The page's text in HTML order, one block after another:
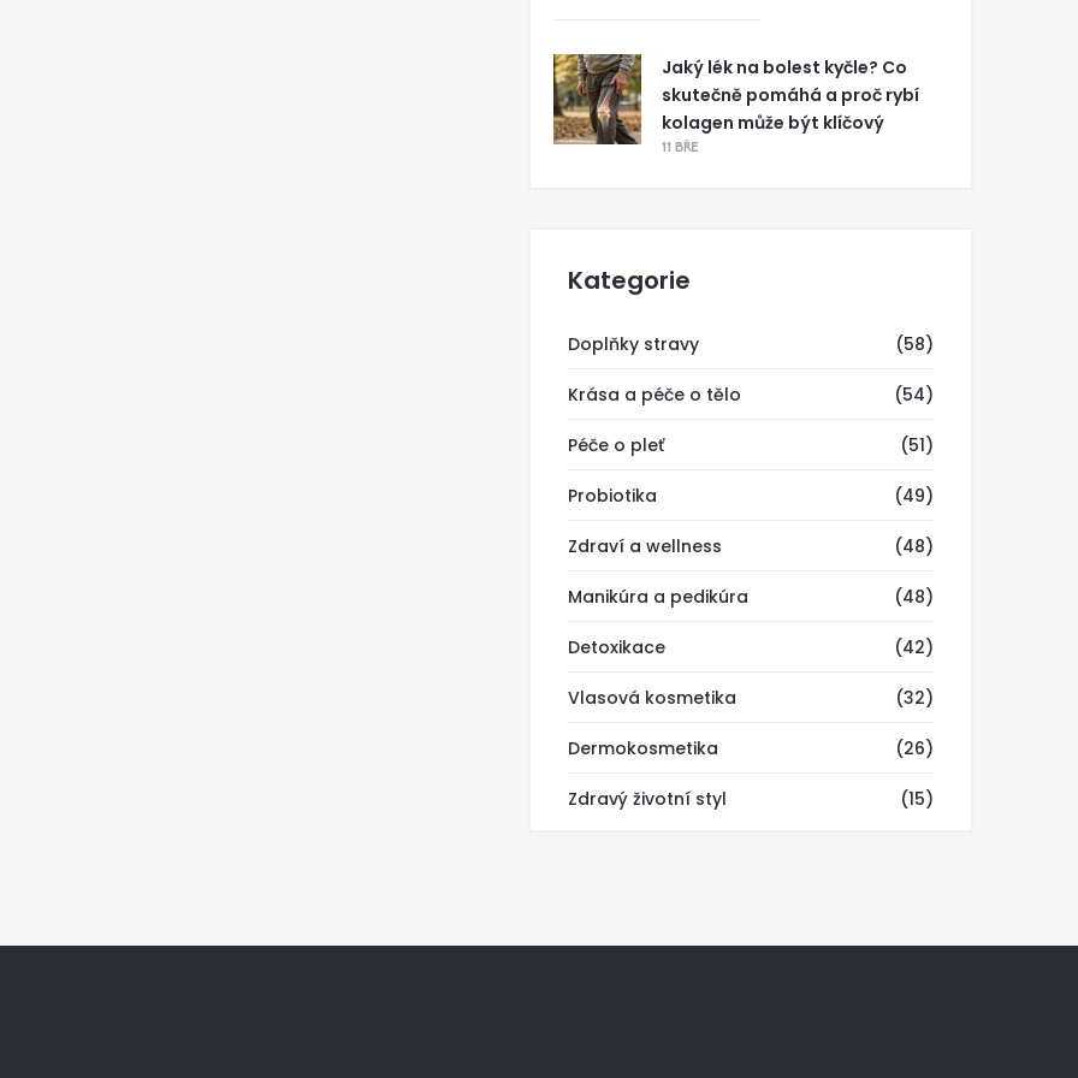
Jaký lék na bolest kyčle? Co
skutečně pomáhá a proč rybí
kolagen může být klíčový
11 BŘE
Kategorie
Doplňky stravy (58)
Krása a péče o tělo (54)
Péče o pleť (51)
Probiotika (49)
Zdraví a wellness (48)
Manikúra a pedikúra (48)
Detoxikace (42)
Vlasová kosmetika (32)
Dermokosmetika (26)
Zdravý životní styl (15)